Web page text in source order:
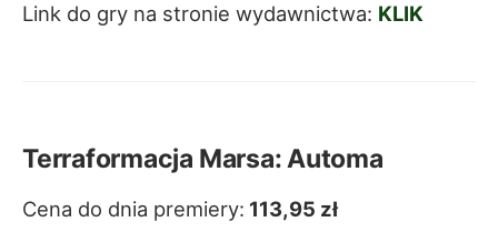
Link do gry na stronie wydawnictwa: KLIK
Terraformacja Marsa: Automa
Cena do dnia premiery: 113,95 zł